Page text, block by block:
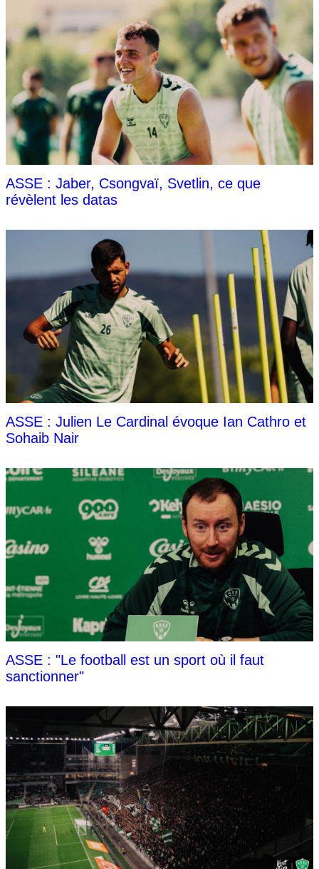
ASSE : Jaber, Csongvaï, Svetlin, ce que
révèlent les datas
ASSE : Julien Le Cardinal évoque Ian Cathro et
Sohaib Nair
ASSE : "Le football est un sport où il faut
sanctionner"